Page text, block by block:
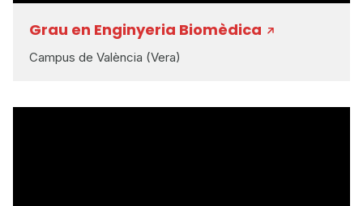
Grau en Enginyeria Biomèdica
Campus de València (Vera)